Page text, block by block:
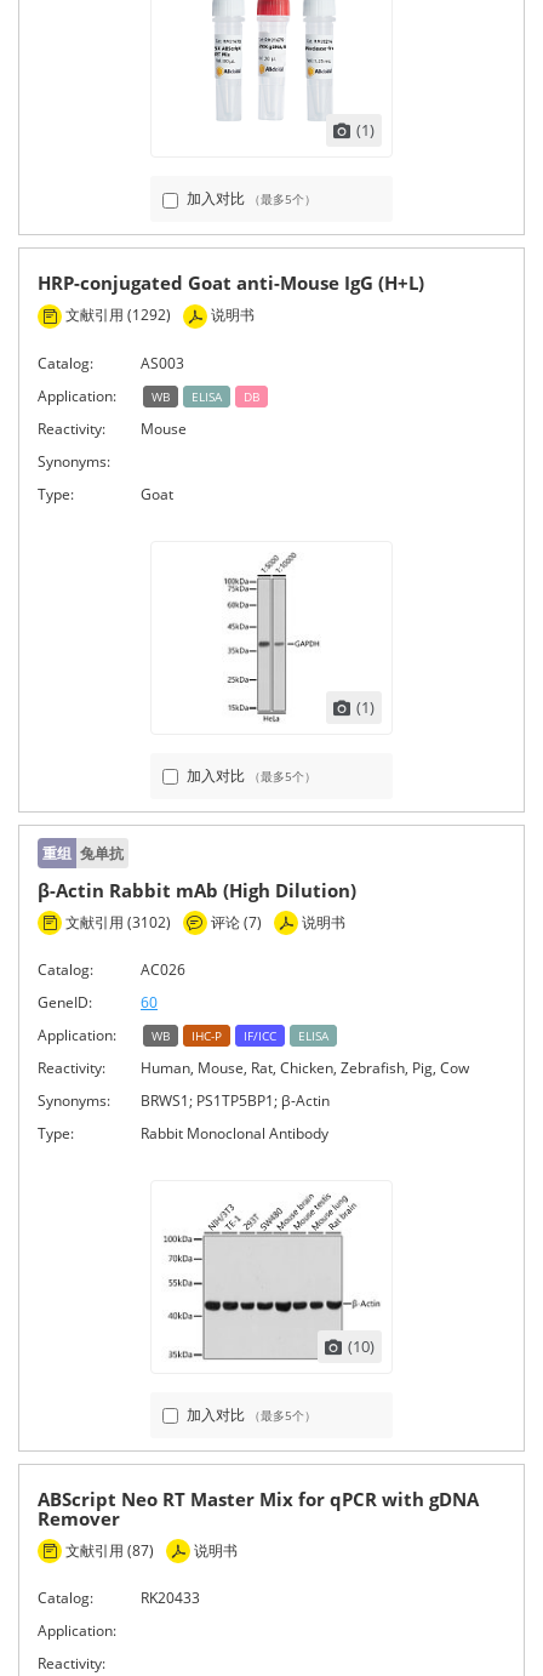
(1)
加入对比 （最多5个）
HRP-conjugated Goat anti-Mouse IgG (H+L)
文献引用 (1292) 说明书
Catalog:
AS003
Application:
WB ELISA DB
Reactivity:
Mouse
Synonyms:
Type:
Goat
(1)
加入对比 （最多5个）
重组 兔单抗
β-Actin Rabbit mAb (High Dilution)
文献引用 (3102) 评论 (7) 说明书
Catalog:
AC026
GeneID:
60
Application:
WB IHC-P IF/ICC ELISA
Reactivity:
Human, Mouse, Rat, Chicken, Zebrafish, Pig, Cow
Synonyms:
BRWS1; PS1TP5BP1; β-Actin
Type:
Rabbit Monoclonal Antibody
(10)
加入对比 （最多5个）
ABScript Neo RT Master Mix for qPCR with gDNA
Remover
文献引用 (87) 说明书
Catalog:
RK20433
Application:
Reactivity: